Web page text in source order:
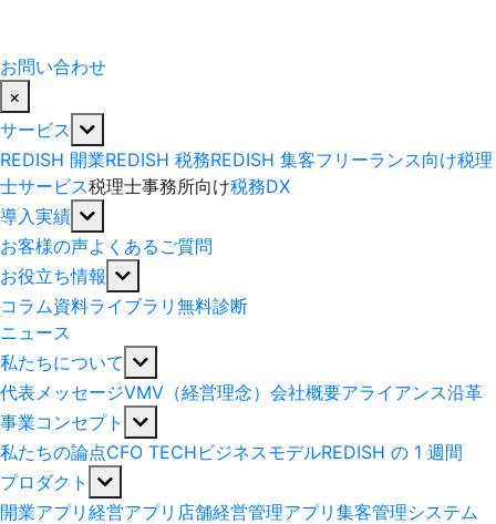
お問い合わせ
×
サービス
REDISH 開業REDISH 税務REDISH 集客フリーランス向け税理
士サービス税理士事務所向け税務DX
導入実績
お客様の声よくあるご質問
お役立ち情報
コラム資料ライブラリ 無料診断
ニュース
私たちについて
代表メッセージVMV（経営理念） 会社概要アライアンス沿革
事業コンセプト
私たちの論点CFO TECH ビジネスモデルREDISH の 1 週間
プロダクト
開業アプリ 経営アプリ 店舗経営管理アプリ 集客管理システム